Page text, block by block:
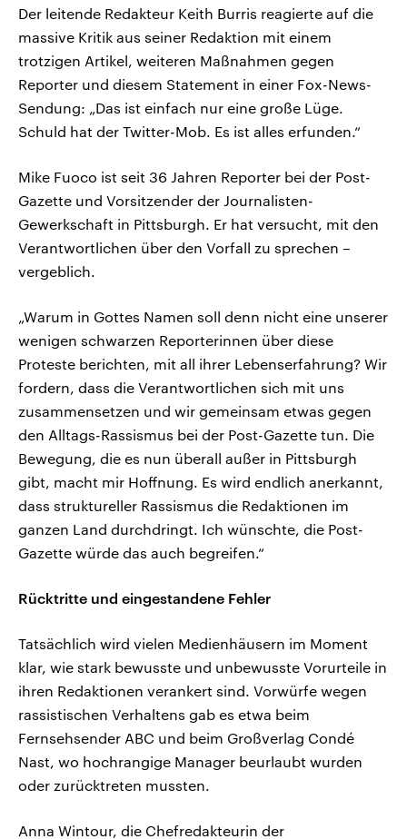
Der leitende Redakteur Keith Burris reagierte auf die
massive Kritik aus seiner Redaktion mit einem
trotzigen Artikel, weiteren Maßnahmen gegen
Reporter und diesem Statement in einer Fox-News-
Sendung: „Das ist einfach nur eine große Lüge.
Schuld hat der Twitter-Mob. Es ist alles erfunden.“
Mike Fuoco ist seit 36 Jahren Reporter bei der Post-
Gazette und Vorsitzender der Journalisten-
Gewerkschaft in Pittsburgh. Er hat versucht, mit den
Verantwortlichen über den Vorfall zu sprechen –
vergeblich.
„Warum in Gottes Namen soll denn nicht eine unserer
wenigen schwarzen Reporterinnen über diese
Proteste berichten, mit all ihrer Lebenserfahrung? Wir
fordern, dass die Verantwortlichen sich mit uns
zusammensetzen und wir gemeinsam etwas gegen
den Alltags-Rassismus bei der Post-Gazette tun. Die
Bewegung, die es nun überall außer in Pittsburgh
gibt, macht mir Hoffnung. Es wird endlich anerkannt,
dass struktureller Rassismus die Redaktionen im
ganzen Land durchdringt. Ich wünschte, die Post-
Gazette würde das auch begreifen.“
Rücktritte und eingestandene Fehler
Tatsächlich wird vielen Medienhäusern im Moment
klar, wie stark bewusste und unbewusste Vorurteile in
ihren Redaktionen verankert sind. Vorwürfe wegen
rassistischen Verhaltens gab es etwa beim
Fernsehsender ABC und beim Großverlag Condé
Nast, wo hochrangige Manager beurlaubt wurden
oder zurücktreten mussten.
Anna Wintour, die Chefredakteurin der